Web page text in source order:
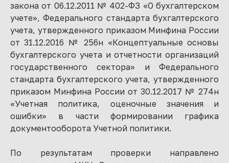
закона от 06.12.2011 № 402-ФЗ «О бухгалтерском
учете», Федерального стандарта бухгалтерского
учета, утвержденного приказом Минфина России
от 31.12.2016 № 256н «Концептуальные основы
бухгалтерского учета и отчетности организаций
государственного сектора» и Федерального
стандарта бухгалтерского учета, утвержденного
приказом Минфина России от 30.12.2017 № 274н
«Учетная политика, оценочные значения и
ошибки» в части формировании графика
документооборота Учетной политики.
По результатам проверки направлено